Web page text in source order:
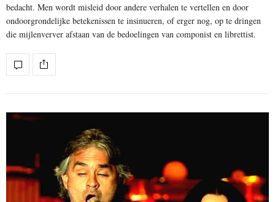
bedacht. Men wordt misleid door andere verhalen te vertellen en door
ondoorgrondelijke betekenissen te insinueren, of erger nog, op te dringen
die mijlenverver afstaan van de bedoelingen van componist en librettist.